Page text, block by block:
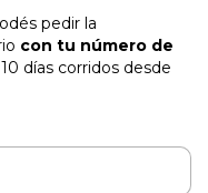
pedir la
con tu número de
días corridos desde